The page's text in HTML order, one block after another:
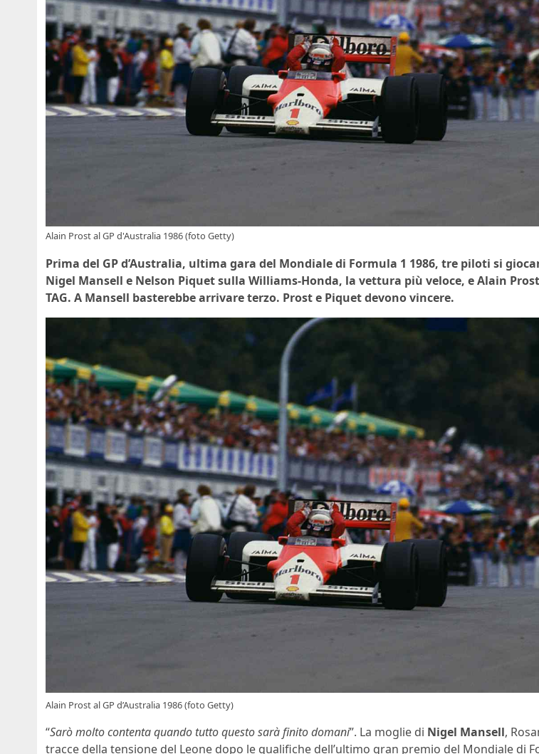
Alain Prost al GP d'Australia 1986 (foto Getty)
Prima del GP d’Australia, ultima gara del Mondiale di Formula 1 1986, tre piloti si
Nigel Mansell e Nelson Piquet sulla Williams-Honda, la vettura più veloce, e Alain
TAG. A Mansell basterebbe arrivare terzo. Prost e Piquet devono vincere.
Alain Prost al GP d’Australia 1986 (foto Getty)
“Sarò molto contenta quando tutto questo sarà finito domani”. La moglie di Nigel Mansell,
tracce della tensione del Leone dopo le qualifiche dell’ultimo gran premio del Mondiale di